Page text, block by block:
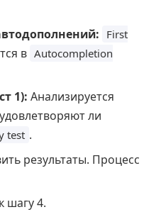
First
в Autocompletion
1): Анализируется
ли
test .
результаты. Процесс
шагу 4.